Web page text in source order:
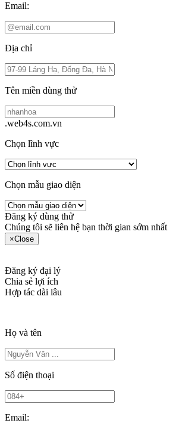
Email:
Địa chỉ
Tên miền dùng thử
.web4s.com.vn
Chọn lĩnh vực
Chọn mẫu giao diện
Đăng ký dùng thử
Chúng tôi sẽ liên hệ bạn thời gian sớm nhất
×Close
Đăng ký đại lý
Chia sẻ lợi ích
Hợp tác dài lâu
Họ và tên
Số điện thoại
Email: